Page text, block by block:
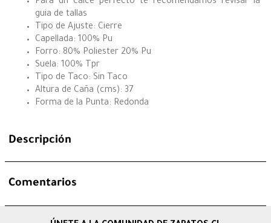
Para un calce perfecto te recomendamos revisar la
guia de tallas
Tipo de Ajuste: Cierre
Capellada: 100% Pu
Forro: 80% Poliester 20% Pu
Suela: 100% Tpr
Tipo de Taco: Sin Taco
Altura de Caña (cms): 37
Forma de la Punta: Redonda
Descripción
Comentarios